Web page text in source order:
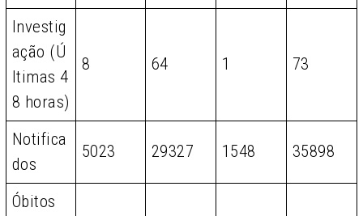
Investig
ação (Ú
ltimas 4
8 horas)
8 64 1 73
Notifica
dos
5023 29327 1548 35898
Óbitos